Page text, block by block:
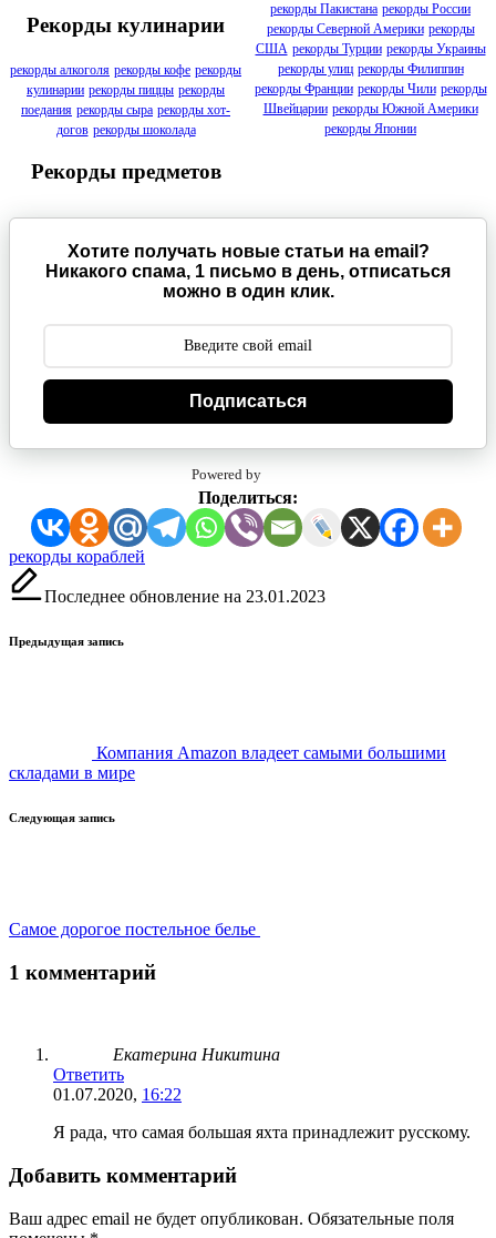
Рекорды кулинарии
рекорды алкоголя рекорды кофе рекорды
кулинарии рекорды пиццы рекорды
поедания рекорды сыра рекорды хот-
догов рекорды шоколада
Рекорды предметов
рекорды Пакистана рекорды России
рекорды Северной Америки рекорды
США рекорды Турции рекорды Украины
рекорды улиц рекорды Филиппин
рекорды Франции рекорды Чили рекорды
Швейцарии рекорды Южной Америки
рекорды Японии
Хотите получать новые статьи на email?
Никакого спама, 1 письмо в день, отписаться
можно в один клик.
Подписаться
Powered by
Поделиться:
Метки:
рекорды кораблей
Последнее обновление на 23.01.2023
Навигация
Предыдущая запись
Компания Amazon владеет самыми большими
складами в мире
Следующая запись
Самое дорогое постельное белье
1 комментарий
Екатерина Никитина
Ответить
01.07.2020, 16:22
Я рада, что самая большая яхта принадлежит русскому.
Добавить комментарий
Ваш адрес email не будет опубликован. Обязательные поля